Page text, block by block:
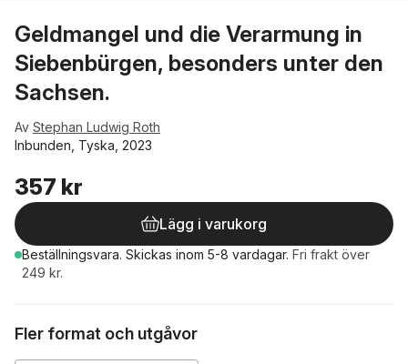
Geldmangel und die Verarmung in
Siebenbürgen, besonders unter den
Sachsen.
Av Stephan Ludwig Roth
Inbunden, Tyska, 2023
357 kr
Lägg i varukorg
Beställningsvara. Skickas inom 5-8 vardagar. Fri frakt över
249 kr.
Fler format och utgåvor